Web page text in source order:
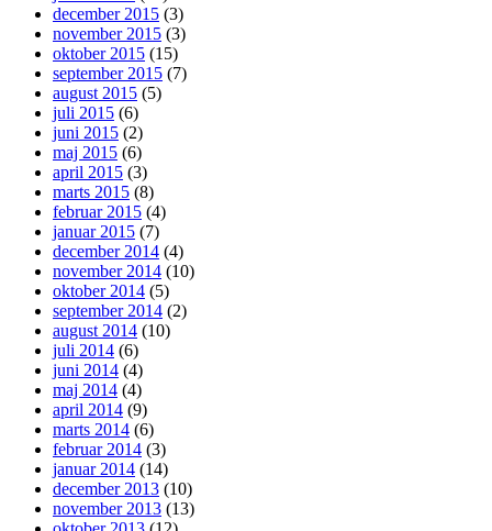
december 2015 (3)
november 2015 (3)
oktober 2015 (15)
september 2015 (7)
august 2015 (5)
juli 2015 (6)
juni 2015 (2)
maj 2015 (6)
april 2015 (3)
marts 2015 (8)
februar 2015 (4)
januar 2015 (7)
december 2014 (4)
november 2014 (10)
oktober 2014 (5)
september 2014 (2)
august 2014 (10)
juli 2014 (6)
juni 2014 (4)
maj 2014 (4)
april 2014 (9)
marts 2014 (6)
februar 2014 (3)
januar 2014 (14)
december 2013 (10)
november 2013 (13)